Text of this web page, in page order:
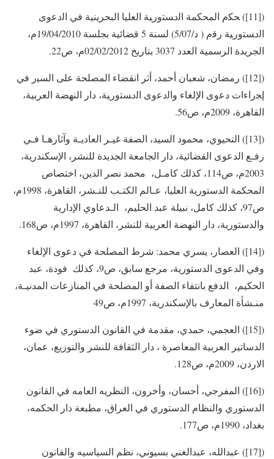
([11]) ﺤﻜﻡ المحكمة ﺍﻟﺩﺴﺘﻭﺭﻴﺔ ﺍﻟﻌﻠﻴﺎ البحرينية ﻓﻲ ﺍﻟﺩﻋﻭﻯ
ﺍﻟﺩﺴﺘﻭﺭﻴﺔ ﺭﻗﻡ ( د/5/07) لسنة 5 قضائية بجلسة 19/04/2010م،
الجريدة الرسمية العدد 3037 بتاريخ 02/02/2012م، ص22.
([12]) رمضان، شعبان أحمد، أثر انقضاء المصلحة ﻋﻠﻰ ﺍﻟﺴﻴﺭ ﻓﻲ
ﺇﺠﺭﺍﺀﺍﺕ ﺩﻋﻭﻯ ﺍﻹﻟﻐﺎﺀ ﻭﺍﻟﺩﻋﻭﻯ ﺍﻟﺩﺴﺘﻭﺭﻴﺔ، دار النهضة العربية،
القاهرة، 2009م، ص56.
([13]) التحيوي، محمود السيد، الصفة غيـر العاديـة وآثارهـا فـي
رفـع الدعوى القضائية، دار الجامعة الجديدة للنشر، الإسكندرية،
2003م، ص114، كذلك كامـل، محمد نصر الدين، اختصاص
المحكمة الدستورية العليا، عـالم الكتـب للنـشر، القاهرة، 1998م،
ص97، كذلك كامل، نبيلة عبد الحليم، الـدعاوي الإدارية
والدستورية، دار النهضة العربية للنشر، القاهرة، 1997م، ص168.
([14]) العصار، يسري محمد: شرط المصلحة في دعوى الإلغاء
وفي الدعوى الدستورية، مرجع سابق، ص9، كذلك فودة، عبد
الحكيم، الدفع بانتفاء الصفة أو المصلحة في المنازعات المدنيـة،
منـشأة المعارف بالإسكندرية، 1997م، ص49
([15]) العجمي، حمدي، مقدمة في القانون الدستوري في ضوء
الدساتير العربية المعاصرة ، دار الثقافة للنشر والتوزيع، عمان،
الاردن، 2009م، ص128.
([16]) المفرجي، أحسان، وأخرون، النظريه العامه في القانون
الدستوري والنظام الدستوري في العراق، مطبعة دار الحكمه،
بغداد، 1990م، ص177.
([17]) عبدالله، عبدالغني بسيوني، نظم السياسيه والقانون